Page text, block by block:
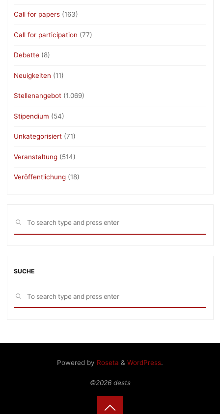
Call for papers (163)
Call for participation (77)
Debatte (8)
Neuigkeiten (11)
Stellenangebot (1.069)
Stipendium (54)
Unkategorisiert (71)
Veranstaltung (514)
Veröffentlichung (18)
SEARCH
SUCHE
SEARCH
Powered by Roseta & WordPress.
©2026 dests